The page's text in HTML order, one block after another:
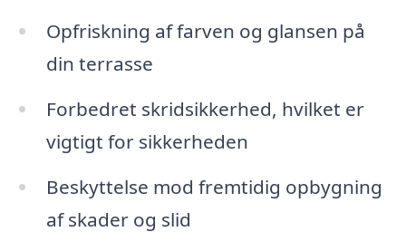
Opfriskning af farven og glansen på
din terrasse
Forbedret skridsikkerhed, hvilket er
vigtigt for sikkerheden
Beskyttelse mod fremtidig opbygning
af skader og slid